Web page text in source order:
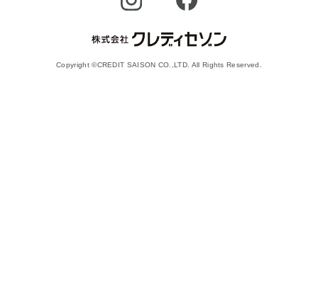
Copyright ©CREDIT SAISON CO.,LTD. All Rights Reserved.